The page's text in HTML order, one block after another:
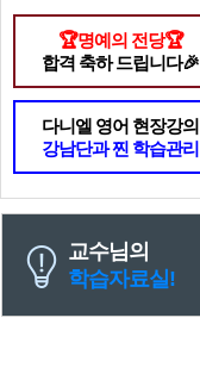
🏆명예의 전당🏆
합격 축하 드립니다🎉
다니엘 영어 현장강의
강남단과 찐 학습관리
교수님의
학습자료실!